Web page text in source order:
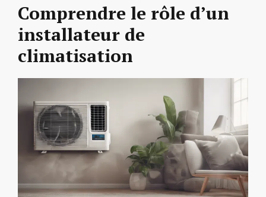
Comprendre le rôle d’un
installateur de
climatisation